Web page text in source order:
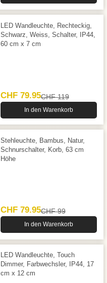
LED Wandleuchte, Rechteckig,
Schwarz, Weiss, Schalter, IP44,
60 cm x 7 cm
CHF 79.95CHF 119
In den Warenkorb
Stehleuchte, Bambus, Natur,
Schnurschalter, Korb, 63 cm
Höhe
CHF 79.95CHF 99
In den Warenkorb
LED Wandleuchte, Touch
Dimmer, Farbwechsler, IP44, 17
cm x 12 cm